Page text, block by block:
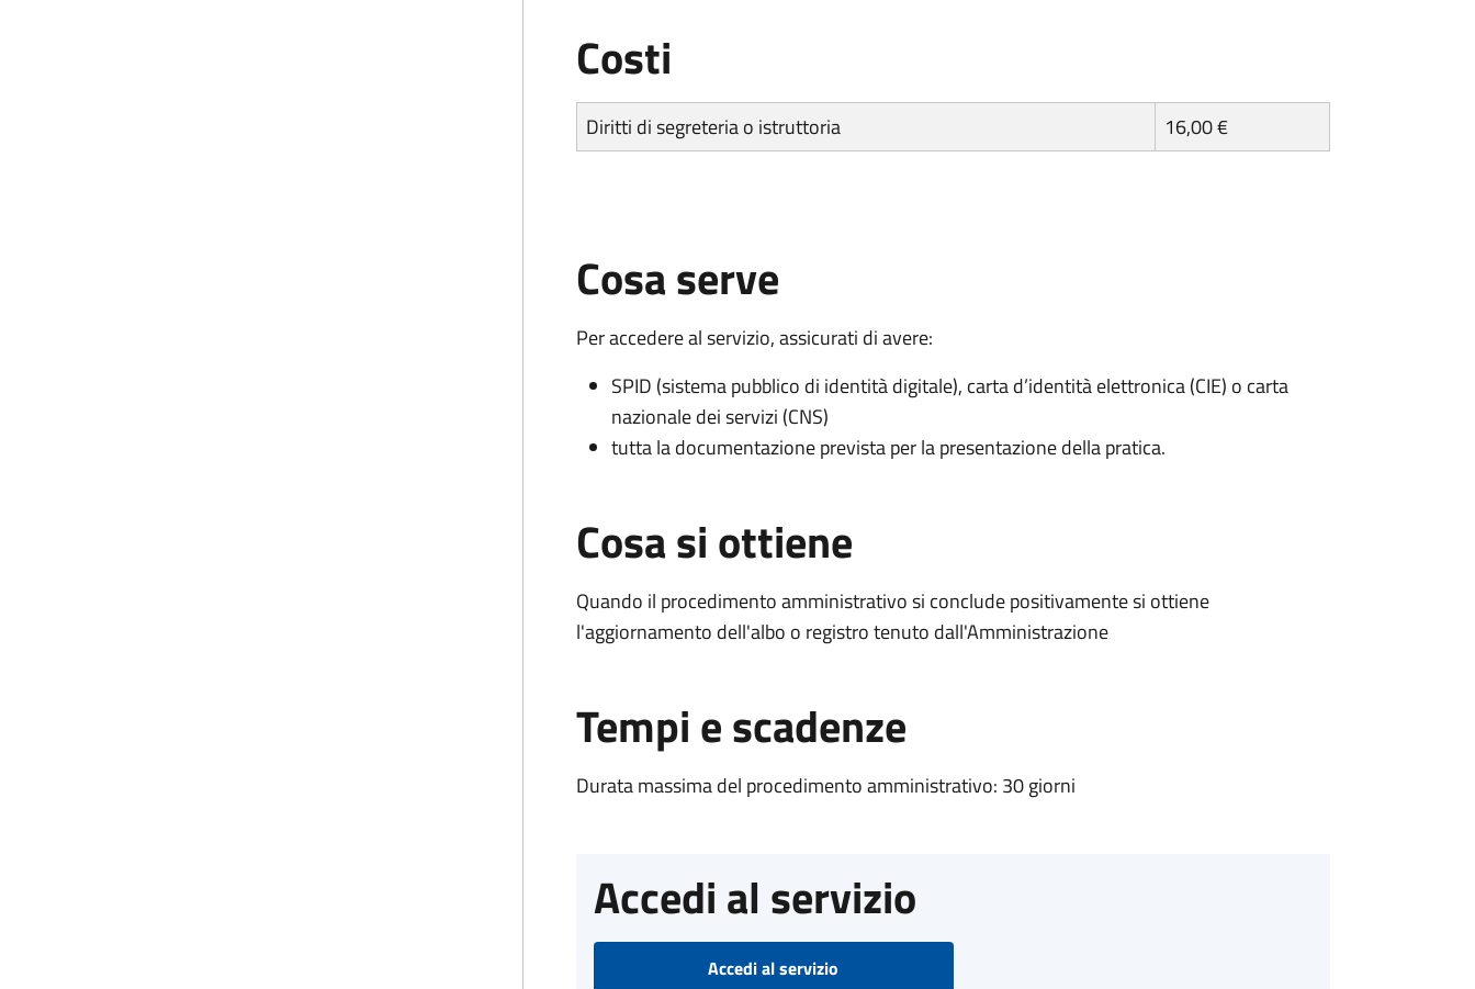
Costi
Diritti di segreteria o istruttoria 16,00 €
Cosa serve
Per accedere al servizio, assicurati di avere:
SPID (sistema pubblico di identità digitale), carta d’identità elettronica (CIE) o carta
nazionale dei servizi (CNS)
tutta la documentazione prevista per la presentazione della pratica.
Cosa si ottiene
Quando il procedimento amministrativo si conclude positivamente si ottiene
l'aggiornamento dell'albo o registro tenuto dall'Amministrazione
Tempi e scadenze
Durata massima del procedimento amministrativo: 30 giorni
Accedi al servizio
Accedi al servizio